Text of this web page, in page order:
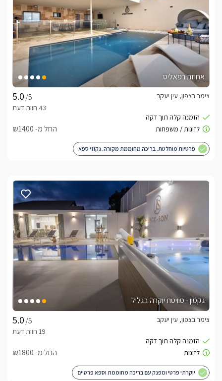
אחוזת רפאליס
/5
צימר בצפון, עין יעקב
החל מ- ₪1400
פרטיות מוחלטת. בריכה מחוממת מקורה. גקוזי ספא
גקסון - סוויטת יוקרה בגליל
/5
צימר בצפון, עין יעקב
החל מ- ₪1800
יוקרתי פרטי ומפנק עם בריכה מחוממת וספא פרטיים